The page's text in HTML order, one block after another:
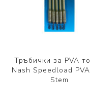
Тръбички за PVA
Nash Speedload
Stem